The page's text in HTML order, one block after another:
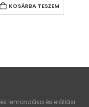
KOSÁRBA TESZEM
lemondása és elállási